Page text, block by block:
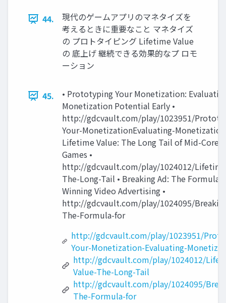
44.
現代のゲームアプリのマネタイズを
考えるときに重要なこと マネタイズ
の プロトタイピング Lifetime Value
の 底上げ 継続できる効果的なプ ロモ
ーション
45.
• Prototyping Your Monetization:
Monetization Potential Early •
http://gdcvault.com/play/1023951/
Your-MonetizationEvaluating-Monetization
Lifetime Value: The Long Tail of Mid-Core
Games •
http://gdcvault.com/play/1024012/
The-Long-Tail • Breaking Ad: The Formula
Winning Video Advertising •
http://gdcvault.com/play/1024095/
The-Formula-for
http://gdcvault.com/play/1023951/
Your-Monetization-Evaluating-
http://gdcvault.com/play/1024012/
Value-The-Long-Tail
http://gdcvault.com/play/1024095/
The-Formula-for